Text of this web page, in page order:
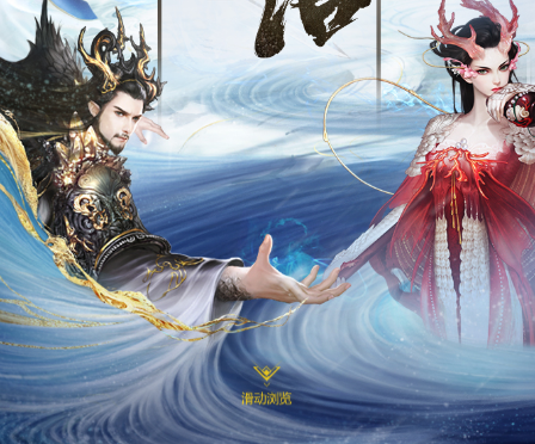
冬季邀
请赛专